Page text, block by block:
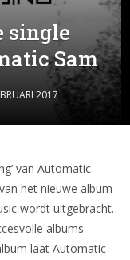
single
Sam
2017
van Automatic
het nieuwe album
wordt uitgebracht.
albums
laat Automatic